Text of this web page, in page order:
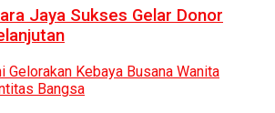
Jaya Sukses Gelar Donor